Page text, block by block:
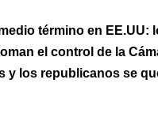
término en EE.UU:
el control de la
y los republicanos se